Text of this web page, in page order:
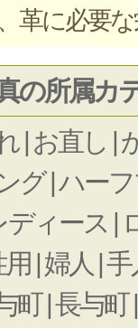
革に必要
の所属カ
| お直し |
グ | ハー
ディース |
| 婦人 |
町 | 長与町